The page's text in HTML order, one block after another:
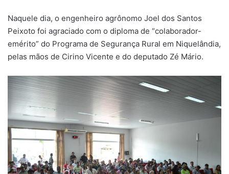
Naquele dia, o engenheiro agrônomo Joel dos Santos
Peixoto foi agraciado com o diploma de “colaborador-
emérito” do Programa de Segurança Rural em Niquelândia,
pelas mãos de Cirino Vicente e do deputado Zé Mário.